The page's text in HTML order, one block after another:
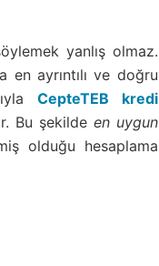
yanlış olmaz.
ayrıntılı ve doğru
CepteTEB kredi
Bu şekilde en uygun
olduğu hesaplama